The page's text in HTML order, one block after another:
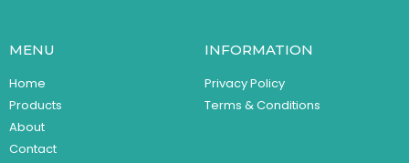
MENU
Home
Products
About
Contact
INFORMATION
Privacy Policy
Terms & Conditions